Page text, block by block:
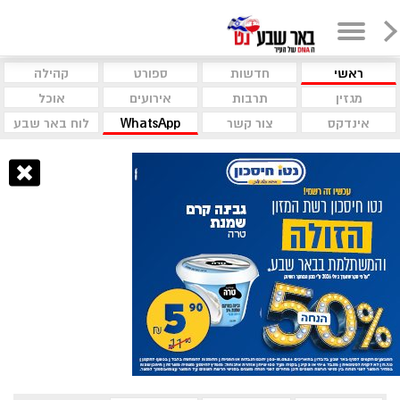
ראשי חדשות ספורט
קהילה
מגזין
תרבות אירועים
אוכל
אינדקס
צור קשר WhatsApp לוח באר שבע